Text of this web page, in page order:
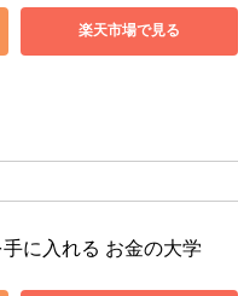
楽天市場で見る
に入れる お金の大学